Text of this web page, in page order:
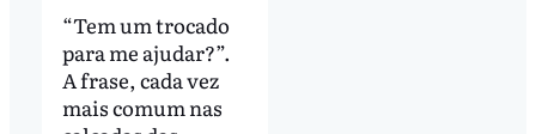
“Tem um trocado
para me ajudar?”.
A frase, cada vez
mais comum nas